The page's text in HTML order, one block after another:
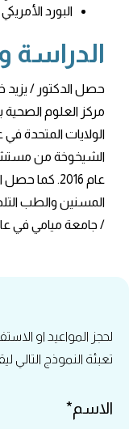
البورد
الدراسة
حصل الدكتور /
مركز العلوم
الشيخوخة من
عام 2016. كما
المسنين والطب
/ جامعة ميامي في عام
لحجز المواعيد او
تعبئة النموذج
الاسم*